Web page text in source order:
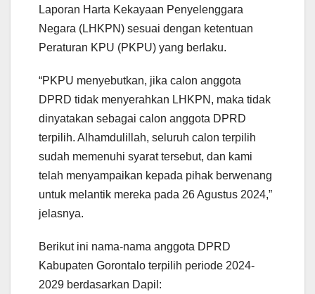
Laporan Harta Kekayaan Penyelenggara
Negara (LHKPN) sesuai dengan ketentuan
Peraturan KPU (PKPU) yang berlaku.
“PKPU menyebutkan, jika calon anggota
DPRD tidak menyerahkan LHKPN, maka tidak
dinyatakan sebagai calon anggota DPRD
terpilih. Alhamdulillah, seluruh calon terpilih
sudah memenuhi syarat tersebut, dan kami
telah menyampaikan kepada pihak berwenang
untuk melantik mereka pada 26 Agustus 2024,”
jelasnya.
Berikut ini nama-nama anggota DPRD
Kabupaten Gorontalo terpilih periode 2024-
2029 berdasarkan Dapil: